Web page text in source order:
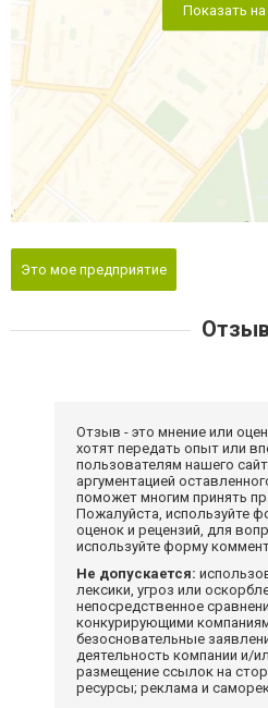
Показать на
Это мое предприятие
Отзыв - это мнение или
хотят передать опыт или
пользователям нашего
аргументацией
поможет многим принять
Пожалуйста, используйте
оценок и рецензий, для
используйте форму
Не допускается:
лексики, угроз или
непосредственное
конкурирующими
безосновательные
деятельность компании и/
размещение ссылок на
ресурсы; реклама и